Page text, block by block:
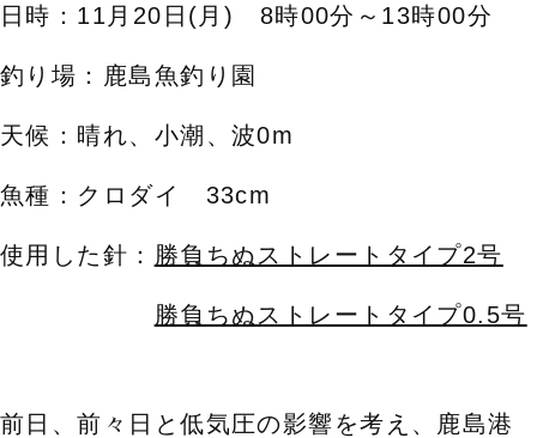
日時：11月20日(月) 8時00分～13時00分
釣り場：鹿島魚釣り園
天候：晴れ、小潮、波0m
魚種：クロダイ 33cm
使用した針： 勝負ちぬストレートタイプ2号
勝負ちぬストレートタイプ0.5号
前日、前々日と低気圧の影響を考え、鹿島港